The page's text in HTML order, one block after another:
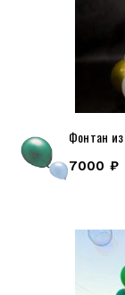
Фонтан
7000 ₽